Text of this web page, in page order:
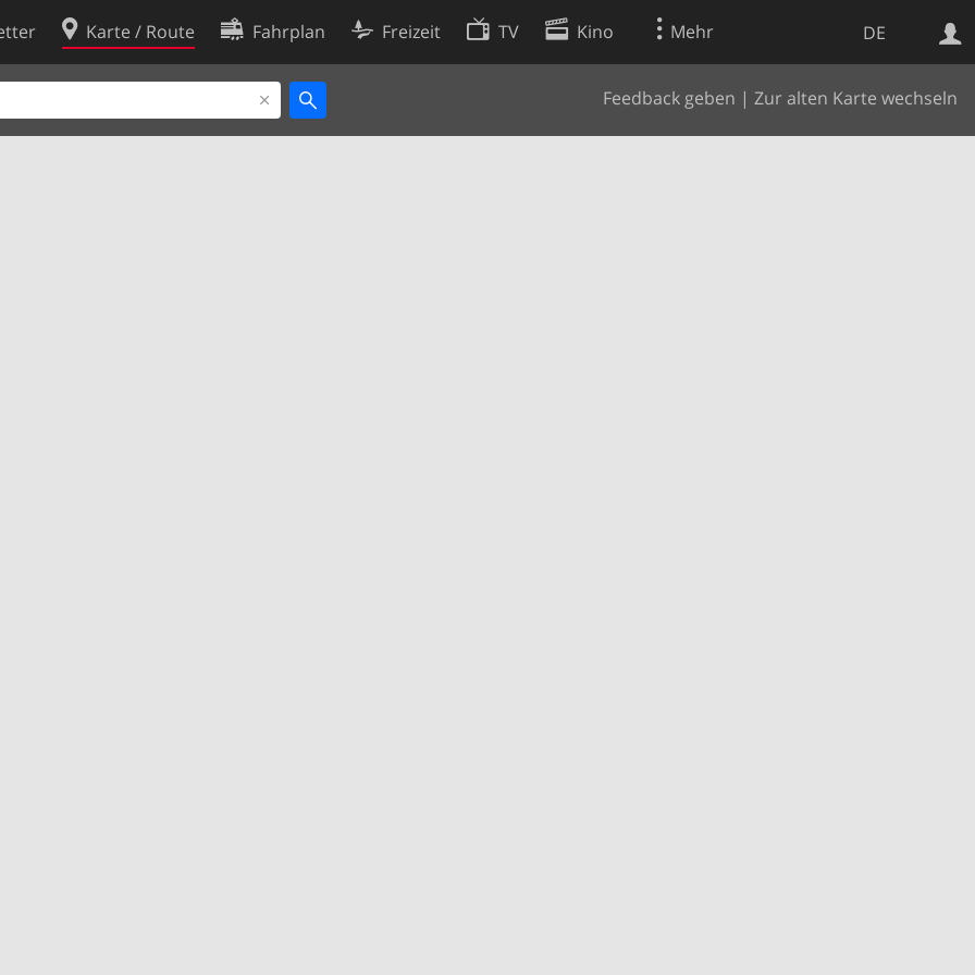
DE
Karte / Route Fahrplan Freizeit TV Kino Mehr
Feedback geben | Zur alten Karte wechseln
Websuche
Cookie-Richtlinie
Cookie-Einstellungen